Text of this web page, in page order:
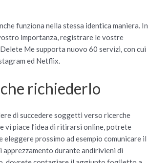
funziona nella stessa identica maniera. In
importanza, registrare le vostre
Me supporta nuovo 60 servizi, con cui
ed Netflix.
che richiederlo
di succedere soggetti verso ricerche
vi piace l’idea di ritirarsi online, potrete
prossimo ad esempio comunicare il
durante andirivieni di